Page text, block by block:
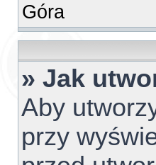
Góra
» Jak
Aby
przy